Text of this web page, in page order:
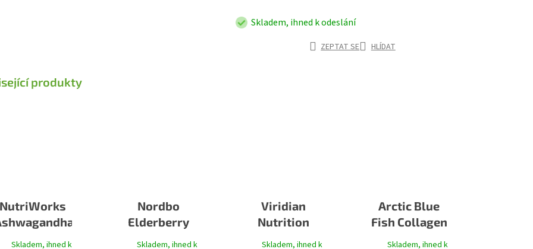
Skladem, ihned k odeslání
ZEPTAT SE HLÍDAT
produkty
NutriWorks
Skladem, ihned k
Nordbo
Elderberry
Defence
Skladem, ihned k
Viridian
Nutrition
Vegan Multi
Skladem, ihned k
Arctic Blue
Fish Collagen
+ Vitamin C
Skladem, ihned k